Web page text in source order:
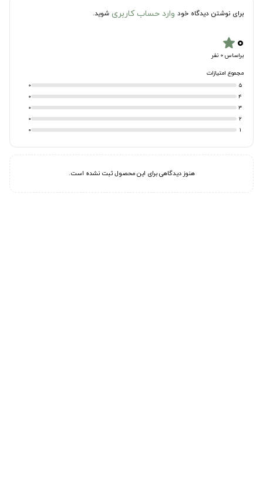
برای نوشتن دیدگاه خود وارد حساب کاربری شوید.
۰star
براساس 0 نفر
مجموع امتیازات
5
0
4
0
3
0
2
0
1
0
هنوز دیدگاهی برای این محصول ثبت نشده است.